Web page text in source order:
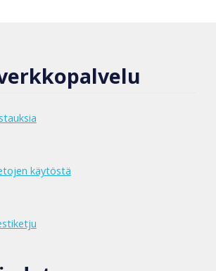
käytöstä